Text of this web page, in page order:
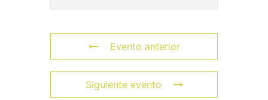
Evento anterior
Siguiente evento